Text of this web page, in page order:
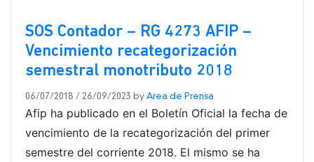
SOS Contador – RG 4273 AFIP –
Vencimiento recategorización
semestral monotributo 2018
06/07/2018 / 26/09/2023 by Area de Prensa
Afip ha publicado en el Boletín Oficial la fecha de
vencimiento de la recategorización del primer
semestre del corriente 2018. El mismo se ha